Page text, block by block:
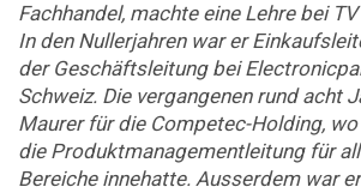
Fachhandel, machte eine Lehre bei
In den Nullerjahren war er
der Geschäftsleitung bei
Schweiz. Die vergangenen rund acht
Maurer für die Competec-Holding,
die Produktmanagementleitung für
Bereiche innehatte. Ausserdem war